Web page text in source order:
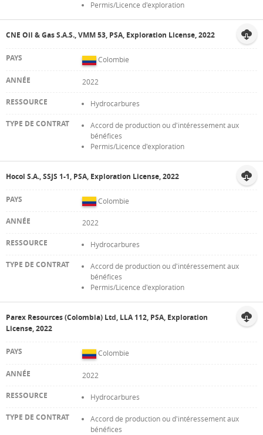
Permis/Licence d'exploration
CNE Oil & Gas S.A.S., VMM 53, PSA, Exploration License, 2022
Colombie
2022
Hydrocarbures
Accord de production ou d'intéressement aux
bénéfices
Permis/Licence d'exploration
Hocol S.A., SSJS 1-1, PSA, Exploration License, 2022
Colombie
2022
Hydrocarbures
Accord de production ou d'intéressement aux
bénéfices
Permis/Licence d'exploration
Parex Resources (Colombia) Ltd, LLA 112, PSA, Exploration
License, 2022
Colombie
2022
Hydrocarbures
Accord de production ou d'intéressement aux
bénéfices